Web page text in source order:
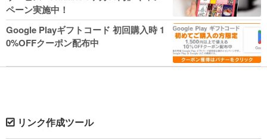
ペーン実施中！
Google Playギフトコード 初回購入時 1
0%OFFクーポン配布中
リンク作成ツール